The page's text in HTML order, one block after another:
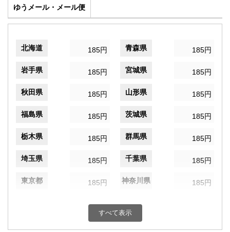
ゆうメール・メール便
北海道 185円 青森県 185円
岩手県 185円 宮城県 185円
秋田県 185円 山形県 185円
福島県 185円 茨城県 185円
栃木県 185円 群馬県 185円
埼玉県 185円 千葉県 185円
東京都 185円 神奈川県 185円
185円 富山県
すべて表示